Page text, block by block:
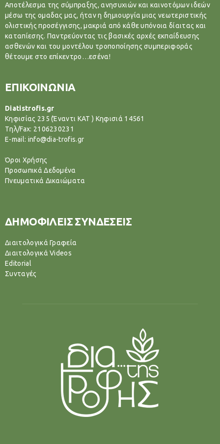
Αποτέλεσμα της σύμπραξης, ανησυχιών και καινοτόμων ιδεών
μέσω της ομαδας μας, ήταν η δημιουργία μιας νεωτεριστικής
ολιστικής προσέγγισης, μακριά από κάθε υπόνοια δίαιτας και
καταπίεσης. Παντρεύοντας τις βασικές αρχές εκπαίδευσης
ασθενών και του μοντέλου τροποποίησης συμπεριφοράς
θέτουμε στο επίκεντρο…εσένα!
ΕΠΙΚΟΙΝΩΝΙΑ
Diatistrofis.gr
Κηφισίας 235 (Έναντι ΚΑΤ ) Κηφισιά 14561
Tηλ/Fax: 2106230231
E-mail: info@dia-trofis.gr
Όροι Χρήσης
Προσωπικά Δεδομένα
Πνευματικά Δικαιώματα
ΔΗΜΟΦΙΛΕΙΣ ΣΥΝΔΕΣΕΙΣ
Διαιτολογικά Γραφεία
Διαιτολογικά Videos
Editorial
Συνταγές